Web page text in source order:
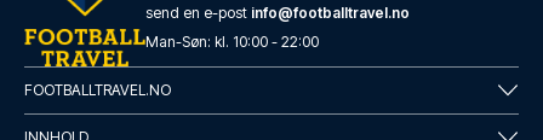
send en e-post info@footballtravel.no
Man-Søn: kl. 10:00 - 22:00
FOOTBALLTRAVEL.NO